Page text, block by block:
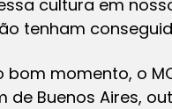
cultura em
tenham
bom momento, o
de Buenos Aires,